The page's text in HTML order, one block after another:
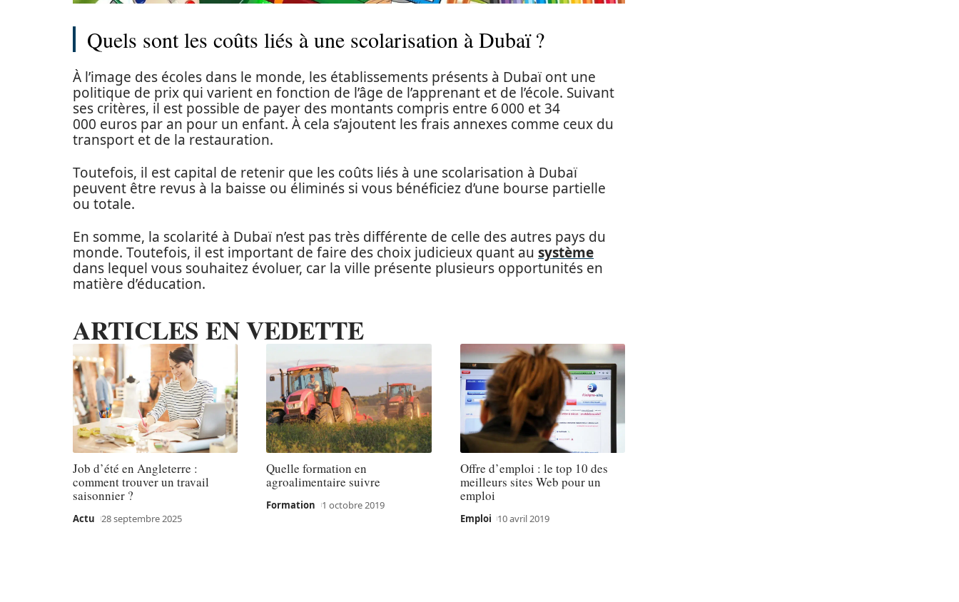
Quels sont les coûts liés à une scolarisation à Dubaï ?
À l’image des écoles dans le monde, les établissements présents à Dubaï ont une
politique de prix qui varient en fonction de l’âge de l’apprenant et de l’école. Suivant
ses critères, il est possible de payer des montants compris entre 6 000 et 34
000 euros par an pour un enfant. À cela s’ajoutent les frais annexes comme ceux du
transport et de la restauration.
Toutefois, il est capital de retenir que les coûts liés à une scolarisation à Dubaï
peuvent être revus à la baisse ou éliminés si vous bénéficiez d’une bourse partielle
ou totale.
En somme, la scolarité à Dubaï n’est pas très différente de celle des autres pays du
monde. Toutefois, il est important de faire des choix judicieux quant au système
dans lequel vous souhaitez évoluer, car la ville présente plusieurs opportunités en
matière d’éducation.
ARTICLES EN VEDETTE
Job d’été en Angleterre :
comment trouver un travail
saisonnier ?
Actu 28 septembre 2025
Quelle formation en
agroalimentaire suivre
Formation 1 octobre 2019
Offre d’emploi : le top 10 des
meilleurs sites Web pour un
emploi
Emploi 10 avril 2019